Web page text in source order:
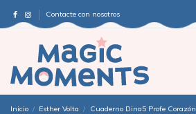
Contacte con nosotros
Inicio Esther Volta Cuaderno Dina5 Profe Corazón